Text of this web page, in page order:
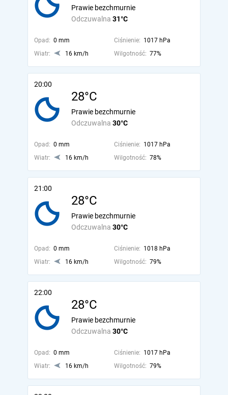
Odczuwalna 31°C
Prawie bezchmurnie
Opad: 0 mm Ciśnienie: 1017 hPa
Wiatr:
16 km/h Wilgotność: 77%
20:00
28°C
Odczuwalna 30°C
Prawie bezchmurnie
Opad: 0 mm Ciśnienie: 1017 hPa
Wiatr:
16 km/h Wilgotność: 78%
21:00
28°C
Odczuwalna 30°C
Prawie bezchmurnie
Opad: 0 mm Ciśnienie: 1018 hPa
Wiatr:
16 km/h Wilgotność: 79%
22:00
28°C
Odczuwalna 30°C
Prawie bezchmurnie
Opad: 0 mm Ciśnienie: 1017 hPa
Wiatr:
16 km/h Wilgotność: 79%